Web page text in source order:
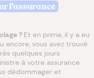
l'assurance
? Et en prime, il y a eu
encore, vous avez trouvé
quelques jours
à votre assurance
dédommager et